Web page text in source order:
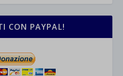
CON PAYPAL!